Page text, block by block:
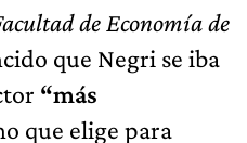
de Economía de
que Negri se iba
“más
que elige para